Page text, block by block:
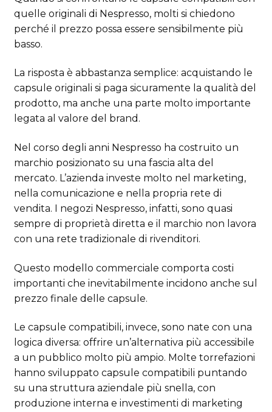
quelle originali di Nespresso, molti si chiedono
perché il prezzo possa essere sensibilmente più
basso.
La risposta è abbastanza semplice: acquistando le
capsule originali si paga sicuramente la qualità del
prodotto, ma anche una parte molto importante
legata al valore del brand.
Nel corso degli anni Nespresso ha costruito un
marchio posizionato su una fascia alta del
mercato. L’azienda investe molto nel marketing,
nella comunicazione e nella propria rete di
vendita. I negozi Nespresso, infatti, sono quasi
sempre di proprietà diretta e il marchio non lavora
con una rete tradizionale di rivenditori.
Questo modello commerciale comporta costi
importanti che inevitabilmente incidono anche sul
prezzo finale delle capsule.
Le capsule compatibili, invece, sono nate con una
logica diversa: offrire un’alternativa più accessibile
a un pubblico molto più ampio. Molte torrefazioni
hanno sviluppato capsule compatibili puntando
su una struttura aziendale più snella, con
produzione interna e investimenti di marketing